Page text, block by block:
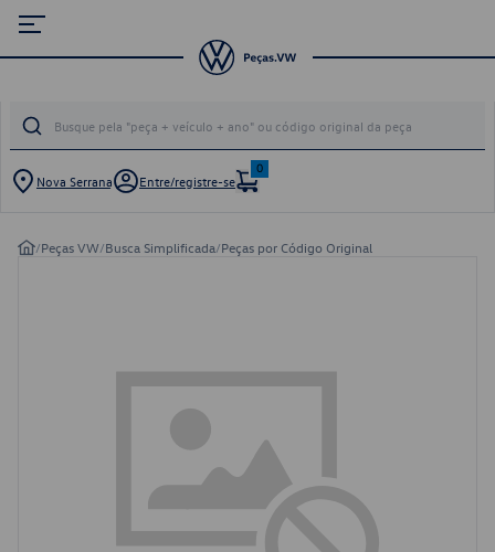
Nova Serrana Entre/registre-se
0
/Peças VW/Busca Simplificada/Peças por Código Original